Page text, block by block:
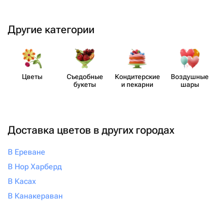
Другие категории
Цветы
Съедобные
букеты
Кондит​ерские
и пекарни
Воздушные
шары
Доставка цветов в других городах
В Ереване
В Нор Харберд
В Касах
В Канакераван